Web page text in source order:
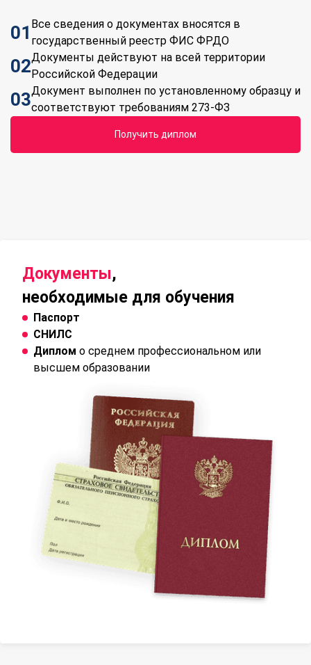
01 Все сведения о документах вносятся в
государственный реестр ФИС ФРДО
02Документы действуют на всей территории
Российской Федерации
03Документ выполнен по установленному образцу и
соответствуют требованиям 273-ФЗ
Получить диплом
Документы,
необходимые для обучения
Паспорт
СНИЛС
Диплом о среднем профессиональном или
высшем образовании